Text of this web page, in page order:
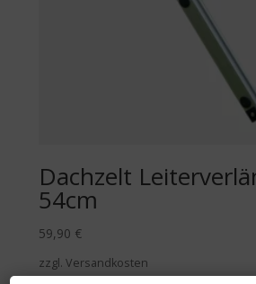
Dachzelt
54cm
59,90 €
zzgl. Versandkosten